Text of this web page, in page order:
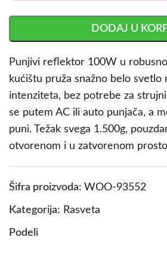
DODAJ U
Punjivi reflektor 100W u
kućištu pruža snažno belo svetlo
intenziteta, bez potrebe za
se putem AC ili auto punjača, a
puni. Težak svega 1.500g,
otvorenom i u zatvorenom
Šifra proizvoda: WOO-93552
Kategorija: Rasveta
Podeli